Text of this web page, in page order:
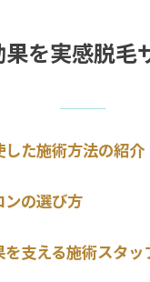
を実感脱毛
した施術方法の紹介
ンの選び方
を支える施術スタッ